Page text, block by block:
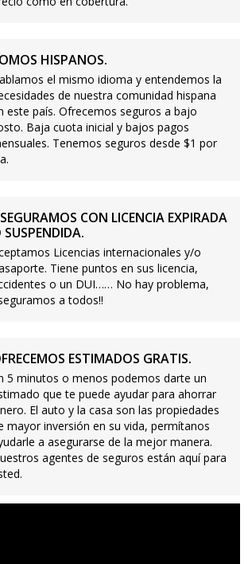
HISPANOS.
el mismo idioma y entendemos la
de nuestra comunidad hispana
este país. Ofrecemos seguros a bajo
Baja cuota inicial y bajos pagos
Tenemos seguros desde $1 por
CON LICENCIA EXPIRADA
SUSPENDIDA.
Licencias internacionales y/o
Tiene puntos en sus licencia,
o un DUI…… No hay problema,
a todos!!
ESTIMADOS GRATIS.
5 minutos o menos podemos darte un
que te puede ayudar para ahorrar
El auto y la casa son las propiedades
mayor inversión en su vida, permítanos
a asegurarse de la mejor manera.
agentes de seguros están aquí para